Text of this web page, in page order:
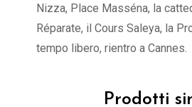
Nizza, Place Masséna, la
Réparate, il Cours Saleya, la
tempo libero, rientro a Cannes.
Prodotti